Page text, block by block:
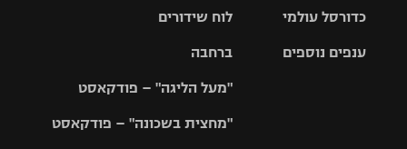
לוח שידורים
ברחבה
"מעל הליגה" – פודקאסט
"מחצית בשכונה" – פודקאסט
גביע הטוטו
האלופות
ליגה
סל
כדורסל עולמי
ענפים נוספים